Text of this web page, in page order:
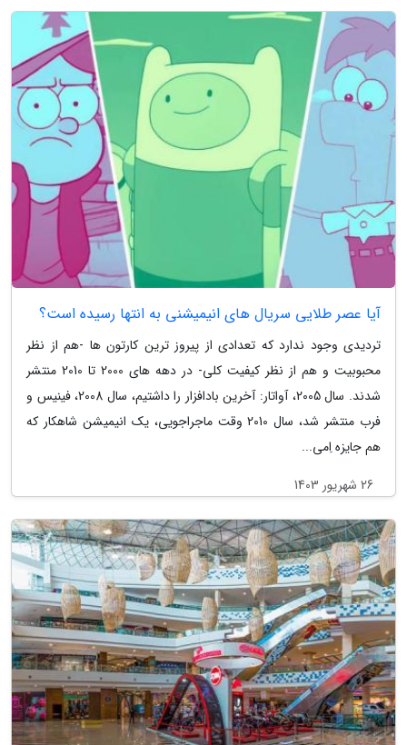
آیا عصر طلایی سریال های انیمیشنی به انتها رسیده است؟
تردیدی وجود ندارد که تعدادی از پیروز ترین کارتون ها -هم از نظر
محبوبیت و هم از نظر کیفیت کلی- در دهه های 2000 تا 2010 منتشر
شدند. سال 2005، آواتار: آخرین بادافزار را داشتیم، سال 2008، فینیس و
فرب منتشر شد، سال 2010 وقت ماجراجویی، یک انیمیشن شاهکار که
هم جایزه اِمی...
26 شهریور 1403